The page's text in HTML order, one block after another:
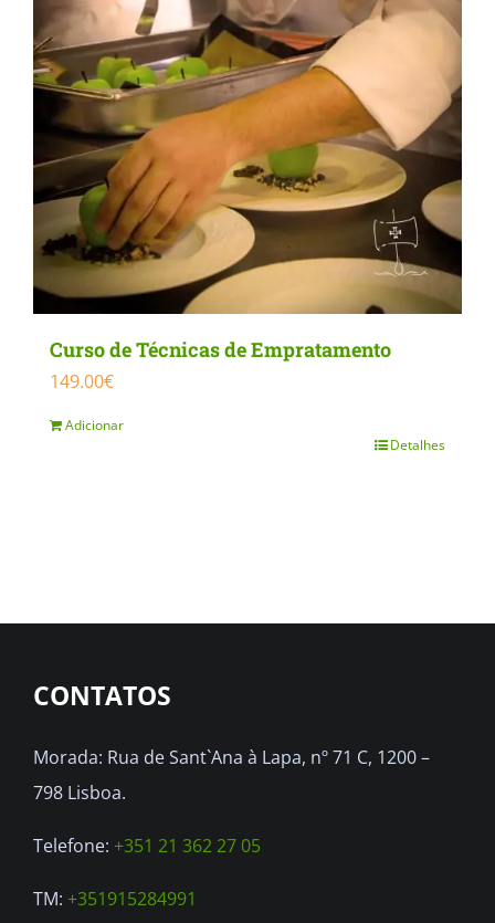
product
page
Curso de Técnicas de Empratamento
149.00€
Adicionar
Detalhes
CONTATOS
Morada: Rua de Sant`Ana à Lapa, nº 71 C, 1200 –
798 Lisboa.
Telefone: +351 21 362 27 05
TM: +351915284991